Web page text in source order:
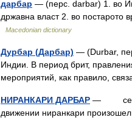
дарбар — (перс. darbar) 1. во
државна власт 2. во постарото
Macedonian dictionary
Дурбар (Дарбар) — (Durbar,
Индии. В период брит,
мероприятий, как правило,
НИРАНКАРИ ДАРБАР — секта
движении ниранкари